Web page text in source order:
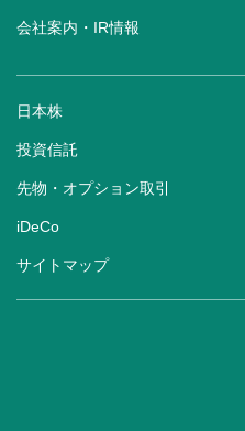
会社案内・IR情報
日本株
投資信託
先物・オプション取引
iDeCo
サイトマップ